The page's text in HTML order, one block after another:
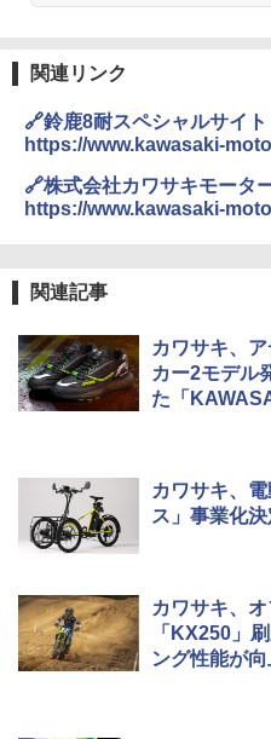
関連リンク
🔗鈴鹿8耐スペシャルサイト
https://www.kawasaki-
🔗株式会社カワサキモータ
https://www.kawasaki-
関連記事
カワサキ、
カー2モデル
た「
カワサキ、
ス」事業化
カワサキ、
「KX250」
ング性能が向